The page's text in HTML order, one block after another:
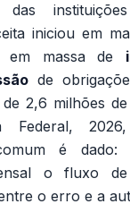
das
iniciou em
em massa de
de
2,6 milhões
Federal,
é dado:
o fluxo de
o erro e a